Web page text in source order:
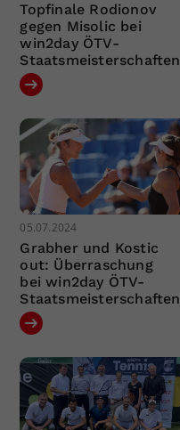
Topfinale Rodionov
gegen Misolic bei
win2day ÖTV-
Staatsmeisterschaften
05.07.2024
Grabher und Kostic
out: Überraschung
bei win2day ÖTV-
Staatsmeisterschaften